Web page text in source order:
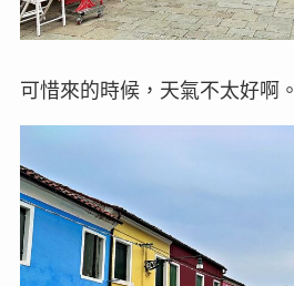
可惜來的時候，天氣不太好啊。